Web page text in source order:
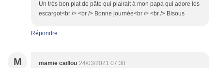
Un très bon plat de pâte qui plairait à mon papa qui adore les
escargot<br /> <br /> Bonne journée<br /> <br /> Bisous
Répondre
M mamie caillou 24/03/2021 07:38